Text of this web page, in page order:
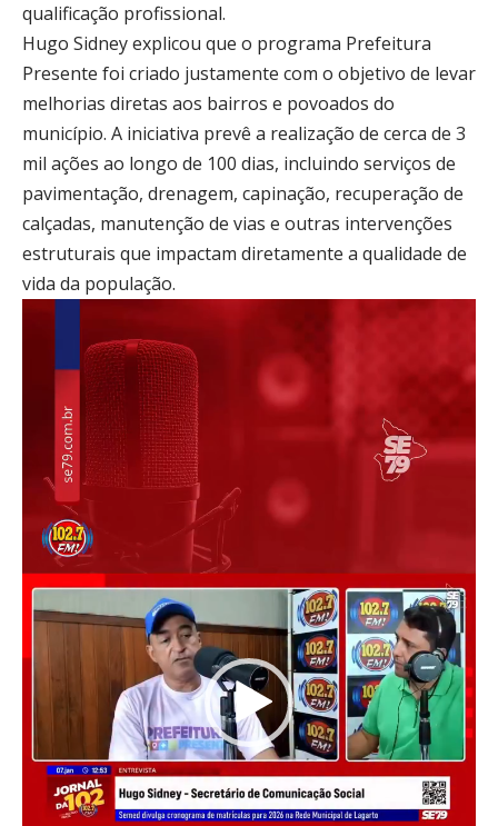
qualificação profissional.
Hugo Sidney explicou que o programa Prefeitura
Presente foi criado justamente com o objetivo de levar
melhorias diretas aos bairros e povoados do
município. A iniciativa prevê a realização de cerca de 3
mil ações ao longo de 100 dias, incluindo serviços de
pavimentação, drenagem, capinação, recuperação de
calçadas, manutenção de vias e outras intervenções
estruturais que impactam diretamente a qualidade de
vida da população.
vídeo